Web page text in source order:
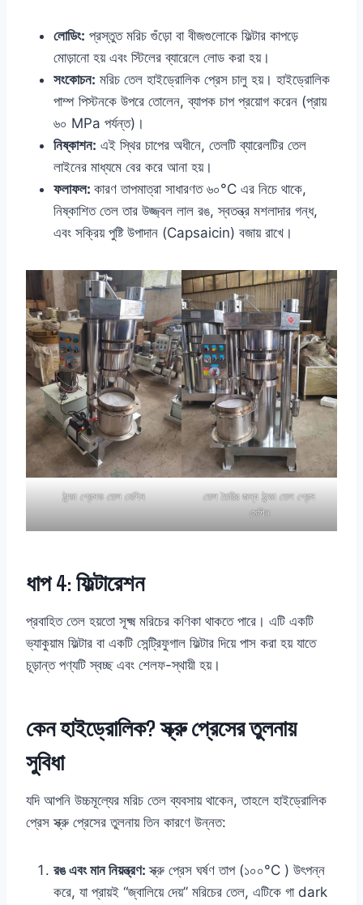
লোডিং: প্রস্তুত মরিচ গুঁড়ো বা বীজগুলোকে ফিল্টার কাপড়ে
মোড়ানো হয় এবং স্টিলের ব্যারেলে লোড করা হয়।
সংকোচন: মরিচ তেল হাইড্রোলিক প্রেস চালু হয়। হাইড্রোলিক
পাম্প পিস্টনকে উপরে তোলেন, ব্যাপক চাপ প্রয়োগ করেন (প্রায়
৬০ MPa পর্যন্ত)।
নিষ্কাশন: এই স্থির চাপের অধীনে, তেলটি ব্যারেলটির তেল
লাইনের মাধ্যমে বের করে আনা হয়।
ফলাফল: কারণ তাপমাত্রা সাধারণত ৬০°C এর নিচে থাকে,
নিষ্কাশিত তেল তার উজ্জ্বল লাল রঙ, স্বতন্ত্র মশলাদার গন্ধ,
এবং সক্রিয় পুষ্টি উপাদান (Capsaicin) বজায় রাখে।
ঠান্ডা প্রেসড তেল মেশিন
তেল তৈরির জন্য ঠান্ডা তেল প্রেস
মেশিন
ধাপ 4: ফিল্টারেশন
প্রবাহিত তেল হয়তো সূক্ষ্ম মরিচের কণিকা থাকতে পারে। এটি একটি
ভ্যাকুয়াম ফিল্টার বা একটি সেন্ট্রিফুগাল ফিল্টার দিয়ে পাস করা হয় যাতে
চূড়ান্ত পণ্যটি স্বচ্ছ এবং শেলফ-স্থায়ী হয়।
কেন হাইড্রোলিক? স্ক্রু প্রেসের তুলনায়
সুবিধা
যদি আপনি উচ্চমূল্যের মরিচ তেল ব্যবসায় থাকেন, তাহলে হাইড্রোলিক
প্রেস স্ক্রু প্রেসের তুলনায় তিন কারণে উন্নত:
রঙ এবং মান নিয়ন্ত্রণ:স্ক্রু প্রেস ঘর্ষণ তাপ (১০০°C ) উৎপন্ন
করে, যা প্রায়ই “জ্বালিয়ে দেয়” মরিচের তেল, এটিকে গা dark